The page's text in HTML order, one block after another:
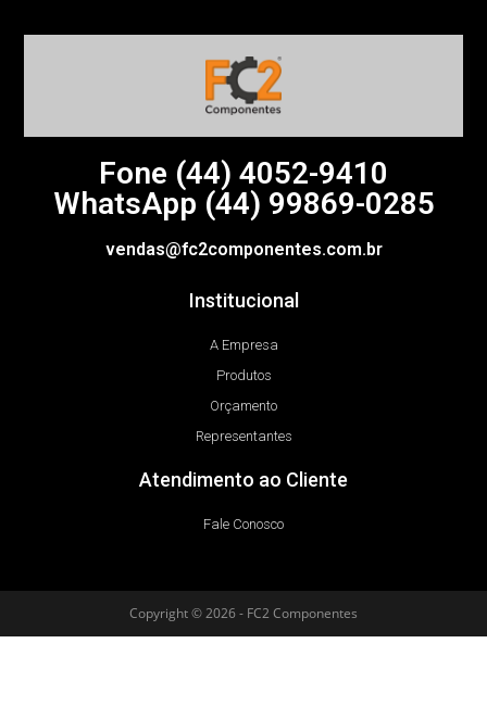
Fone (44) 4052-9410
WhatsApp (44) 99869-0285
vendas@fc2componentes.com.br
Institucional
A Empresa
Produtos
Orçamento
Representantes
Atendimento ao Cliente
Fale Conosco
Copyright © 2026 - FC2 Componentes